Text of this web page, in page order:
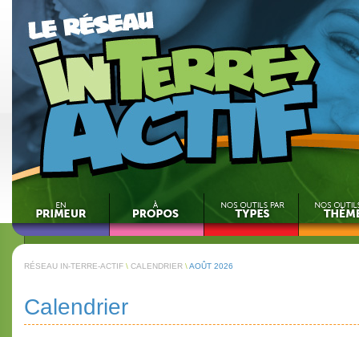
RÉSEAU IN-TERRE-ACTIF \ CALENDRIER \AOÛT 2026
Calendrier